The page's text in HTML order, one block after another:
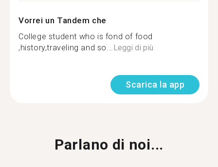
Vorrei un Tandem che
College student who is fond of food
,history,traveling and so...Leggi di più
Scarica la app
Parlano di noi...